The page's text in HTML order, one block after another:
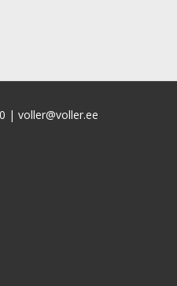
| voller@voller.ee